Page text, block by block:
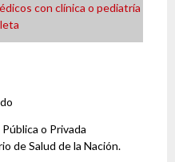
con clínica o pediatría
o Privada
de Salud de la Nación.